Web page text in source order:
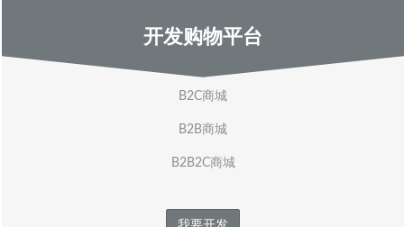
开发购物平台
B2C商城
B2B商城
B2B2C商城
我要开发